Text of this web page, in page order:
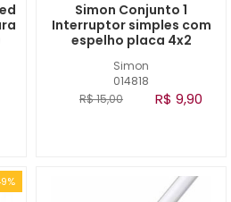
Simon
014818
Simon Conjunto 1
Interruptor simples com
espelho placa 4x2
R$ 15,00 R$ 9,90